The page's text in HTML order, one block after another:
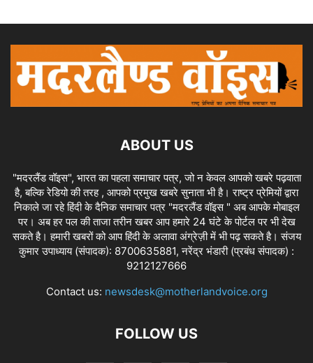
ABOUT US
"मदरलैंड वॉइस", भारत का पहला समाचार पत्र, जो न केवल आपको खबरे पढ़वाता
है, बल्कि रेडियो की तरह , आपको प्रमुख खबरे सुनाता भी है। राष्ट्र प्रेमियों द्वारा
निकाले जा रहे हिंदी के दैनिक समाचार पत्र "मदरलैंड वॉइस " अब आपके मोबाइल
पर। अब हर पल की ताजा तरीन खबर आप हमारे 24 घंटे के पोर्टल पर भी देख
सकते है। हमारी खबरों को आप हिंदी के अलावा अंग्रेज़ी में भी पढ़ सकते है। संजय
कुमार उपाध्याय (संपादक): 8700635881, नरेंद्र भंडारी (प्रबंध संपादक) :
9212127666
Contact us: newsdesk@motherlandvoice.org
FOLLOW US